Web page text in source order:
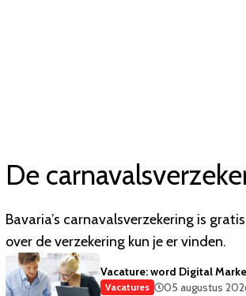
De
Bavaria’s carnavalsverzekering is
over de verzekering kun je er vinden.
Vacature: word Digital
Vacatures 05 augustus